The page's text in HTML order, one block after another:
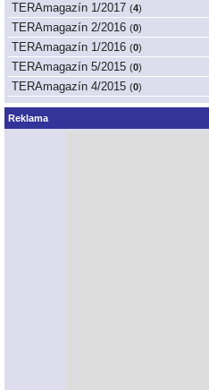
TERAmagazín 1/2017 (4)
TERAmagazín 2/2016 (0)
TERAmagazín 1/2016 (0)
TERAmagazín 5/2015 (0)
TERAmagazín 4/2015 (0)
Reklama